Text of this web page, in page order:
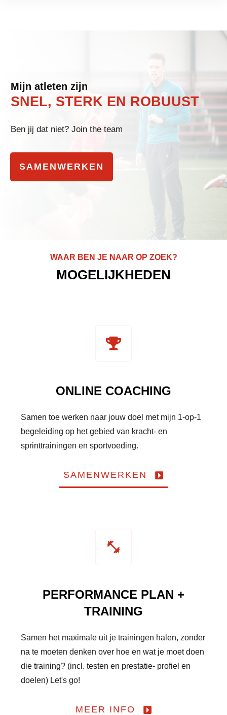
Mijn atleten zijn
SNEL, STERK EN ROBUUST
Ben jij dat niet? Join the team
SAMENWERKEN
WAAR BEN JE NAAR OP ZOEK?
MOGELIJKHEDEN
ONLINE COACHING
Samen toe werken naar jouw doel met mijn 1-op-1
begeleiding op het gebied van kracht- en
sprinttrainingen en sportvoeding.
SAMENWERKEN
PERFORMANCE PLAN +
TRAINING
Samen het maximale uit je trainingen halen, zonder
na te moeten denken over hoe en wat je moet doen
die training? (incl. testen en prestatie- profiel en
doelen) Let's go!
MEER INFO